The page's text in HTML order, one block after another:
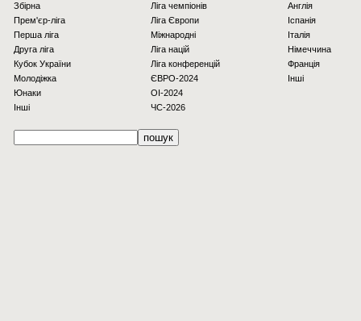
Збірна
Прем'єр-ліга
Перша ліга
Друга ліга
Кубок України
Молодіжка
Юнаки
Інші
Ліга чемпіонів
Ліга Європи
Міжнародні
Ліга націй
Ліга конференцій
ЄВРО-2024
OI-2024
ЧС-2026
Англія
Іспанія
Італія
Німеччина
Франція
Інші